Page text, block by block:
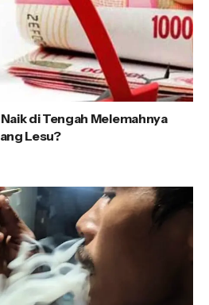
di Tengah Melemahnya
Lesu?